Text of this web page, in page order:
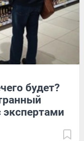
будет?
экспертами